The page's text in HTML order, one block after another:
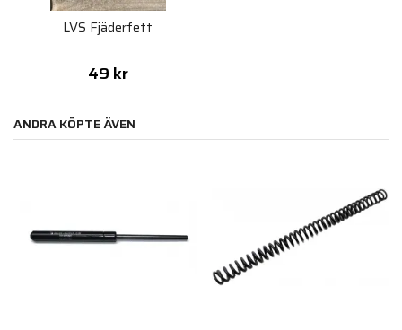
LVS Fjäderfett
49 kr
ANDRA KÖPTE ÄVEN